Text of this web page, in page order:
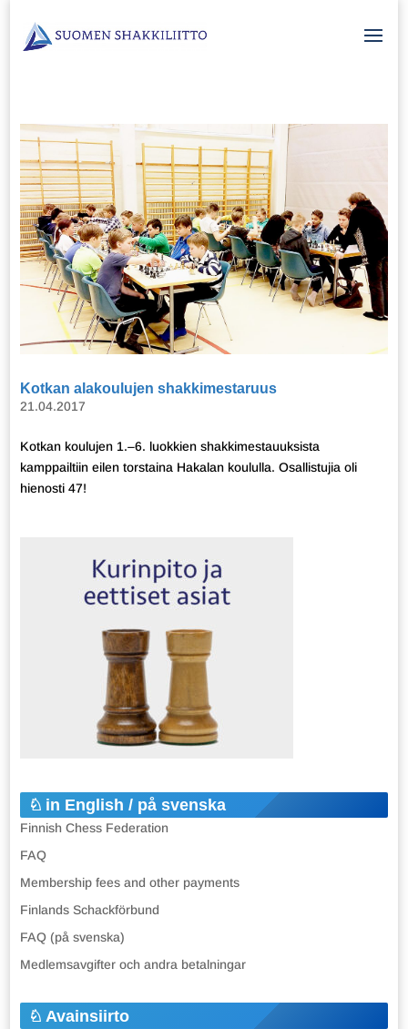
Kotkan alakoulujen shakkimestaruus
21.04.2017
Kotkan koulujen 1.–6. luokkien shakkimestauuksista
kamppailtiin eilen torstaina Hakalan koululla. Osallistujia oli
hienosti 47!
in English / på svenska
Finnish Chess Federation
FAQ
Membership fees and other payments
Finlands Schackförbund
FAQ (på svenska)
Medlemsavgifter och andra betalningar
Avainsiirto